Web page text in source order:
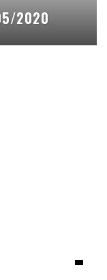
2020